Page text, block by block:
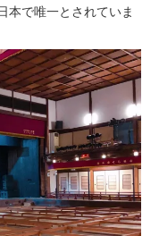
本で唯一とされていま